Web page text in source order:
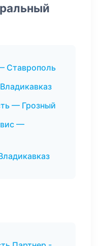
Ставрополь
— Грозный
—